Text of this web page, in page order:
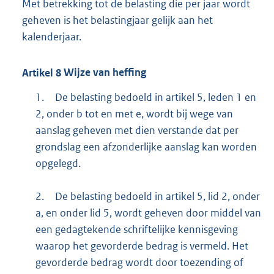
Met betrekking tot de belasting die per jaar wordt
geheven is het belastingjaar gelijk aan het
kalenderjaar.
Artikel 8Wijze van heffing
1.
De belasting bedoeld in artikel 5, leden 1 en
2, onder b tot en met e, wordt bij wege van
aanslag geheven met dien verstande dat per
grondslag een afzonderlijke aanslag kan worden
opgelegd.
2.
De belasting bedoeld in artikel 5, lid 2, onder
a, en onder lid 5, wordt geheven door middel van
een gedagtekende schriftelijke kennisgeving
waarop het gevorderde bedrag is vermeld. Het
gevorderde bedrag wordt door toezending of